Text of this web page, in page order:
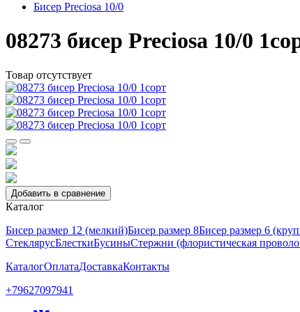
Бисер Preciosa 10/0
08273 бисер Preciosa 10/0
Товар отсутствует
Добавить в сравнение
Каталог
Бисер размер 12 (мелкий)Бисер размер 8Бисер размер 6
СтеклярусБлесткиБусиныСтержни (флористическая
КаталогОплатаДоставкаКонтакты
+79627097941